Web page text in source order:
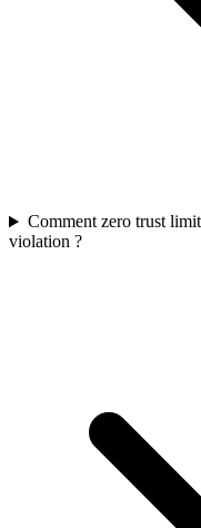
Comment zero trust
violation ?